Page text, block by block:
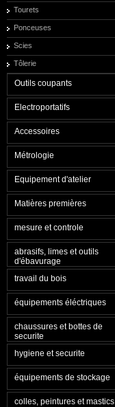
Tourets
Ponceuses
Scies
Tôlerie
Outils coupants
Electroportatifs
Accessoires
Métrologie
Equipement d'atelier
Matières premières
mesure et controle
abrasifs, limes et outils
d'ébavurage
travail du bois
équipements éléctriques
chaussures et bottes de
securite
hygiene et securite
équipements de stockage
colles, peintures et mastics